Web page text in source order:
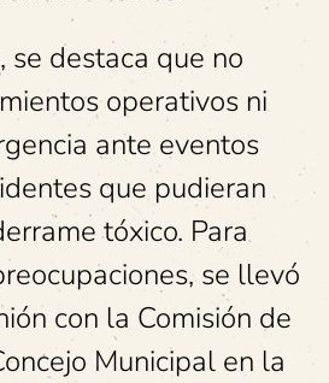
se destaca que no
operativos ni
ante eventos
que pudieran
tóxico. Para
se llevó
con la Comisión de
Municipal en la